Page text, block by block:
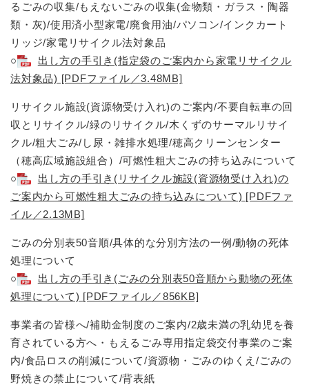
るごみの収集/もえないごみの収集(金物類・ガラス・陶器
類・灰)/使用済小型家電/廃食用油/パソコン/インクカート
リッジ/家電リサイクル法対象品
○
出し方の手引き(指定袋のご案内から家電リサイクル
法対象品) [PDFファイル／3.48MB]
リサイクル施設(資源物受け入れ)のご案内/不要自転車の回
収とリサイクル/緑のリサイクル/木くずのサーマルリサイ
クル/粗大ごみ/し尿・雑排水処理/穂高クリーンセンター
（穂高広域施設組合）/可燃性粗大ごみの持ち込みについて
○
出し方の手引き(リサイクル施設(資源物受け入れ)の
ご案内から可燃性粗大ごみの持ち込みについて) [PDFファ
イル／2.13MB]
ごみの分別表50音順/具体的な分別方法の一例/動物の死体
処理について
○
出し方の手引き(ごみの分別表50音順から動物の死体
処理について) [PDFファイル／856KB]
事業者の皆様へ/補助金制度のご案内/2歳未満の乳幼児を養
育されている方へ・もえるごみ専用指定袋交付事業のご案
内/食品ロスの削減について/資源物・ごみのゆくえ/ごみの
野焼きの禁止について/背表紙